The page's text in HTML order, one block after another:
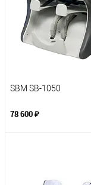
SBM SB-1050
78 600 ₽